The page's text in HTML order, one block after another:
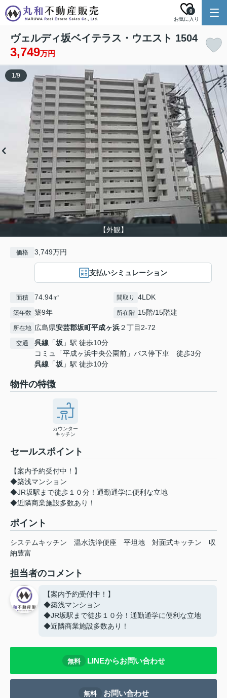
お気に入り
0
ヴェルディ坂ベイテラス・ウエスト 1504
3,749万円
【外観】
1/9
価格 3,749万円
支払いシミュレーション
面積 74.94㎡ 間取り 4LDK
築年数 築9年 所在階 15階/15階建
所在地 広島県安芸郡坂町平成ヶ浜２丁目2-72
交通 呉線 「坂 」駅 徒歩10分
コミュ「平成ヶ浜中央公園前」バス停下車 徒歩3分
呉線 「坂 」駅 徒歩10分
物件の特徴
カウンター
キッチン
セールスポイント
【案内予約受付中！】
◆築浅マンション
◆JR坂駅まで徒歩１０分！通勤通学に便利な立地
◆近隣商業施設多数あり！
ポイント
システムキッチン 温水洗浄便座 平坦地 対面式キッチン
収
納豊富
担当者のコメント
【案内予約受付中！】
◆築浅マンション
◆JR坂駅まで徒歩１０分！通勤通学に便利な立地
◆近隣商業施設多数あり！
無料 LINEからお問い合わせ
無料 お問い合わせ